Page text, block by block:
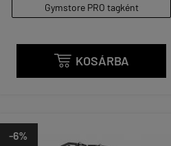
Gymstore PRO tagként
 KOSÁRBA
-6%